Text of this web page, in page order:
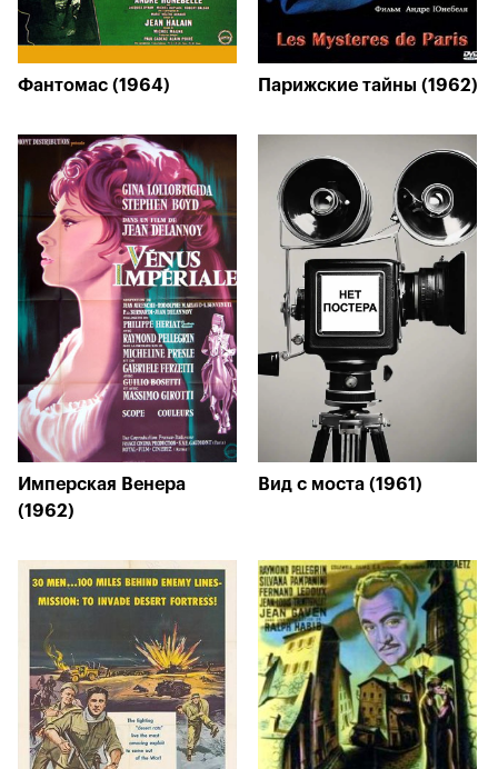
Фантомас (1964) Парижские тайны (1962)
Имперская Венера
(1962)
Вид с моста (1961)